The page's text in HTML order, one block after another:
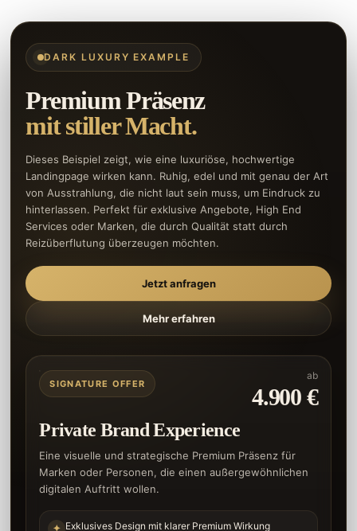
DARK LUXURY EXAMPLE
Premium Präsenz
mit stiller Macht.
Dieses Beispiel zeigt, wie eine luxuriöse, hochwertige
Landingpage wirken kann. Ruhig, edel und mit genau der Art
von Ausstrahlung, die nicht laut sein muss, um Eindruck zu
hinterlassen. Perfekt für exklusive Angebote, High End
Services oder Marken, die durch Qualität statt durch
Reizüberflutung überzeugen möchten.
Jetzt anfragen
Mehr erfahren
SIGNATURE OFFER
ab
4.900 €
Private Brand Experience
Eine visuelle und strategische Premium Präsenz für
Marken oder Personen, die einen außergewöhnlichen
digitalen Auftritt wollen.
✦ Exklusives Design mit klarer Premium Wirkung